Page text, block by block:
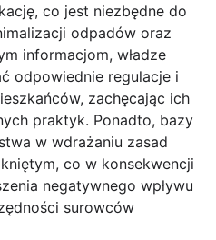
co jest niezbędne do
odpadów oraz
informacjom, władze
odpowiednie regulacje i
zachęcając ich
praktyk. Ponadto, bazy
w wdrażaniu zasad
co w konsekwencji
negatywnego wpływu
surowców